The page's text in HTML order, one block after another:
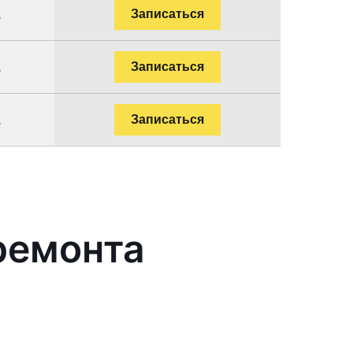
Записаться
Записаться
Записаться